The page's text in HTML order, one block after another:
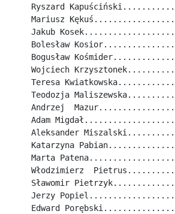
Ryszard
Mariusz
Jakub
Bolesław
Bogusław
Wojciech
Teresa
Teodozja
Andrzej
Adam
Aleksander
Katarzyna
Marta
Włodzimierz
Sławomir
Jerzy
Edward